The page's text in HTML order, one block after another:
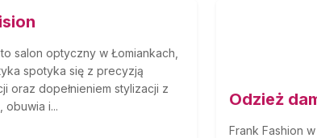
salon optyczny w Łomiankach,
spotyka się z precyzją
oraz dopełnieniem stylizacji z
obuwia i...
Odzież
Frank Fashion